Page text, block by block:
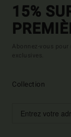
15%
Abonnez-vous
exclusives.
Collection